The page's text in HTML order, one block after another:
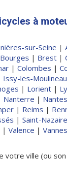
à
sur-Seine |
Bourges | Brest |
| Colombes |
Issy-les-
| Lorient |
Nanterre | Nantes
| Reims |
| Saint-Nazaire
| Valence | Vannes
ville (ou